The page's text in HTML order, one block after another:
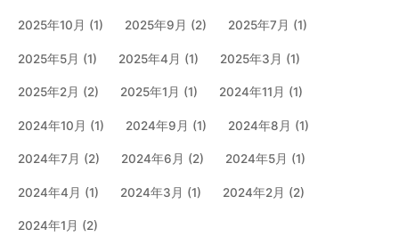
2025年10月 (1) 2025年9月 (2) 2025年7月 (1)
2025年5月 (1) 2025年4月 (1) 2025年3月 (1)
2025年2月 (2) 2025年1月 (1) 2024年11月 (1)
2024年10月 (1) 2024年9月 (1) 2024年8月 (1)
2024年7月 (2) 2024年6月 (2) 2024年5月 (1)
2024年4月 (1) 2024年3月 (1) 2024年2月 (2)
2024年1月 (2)